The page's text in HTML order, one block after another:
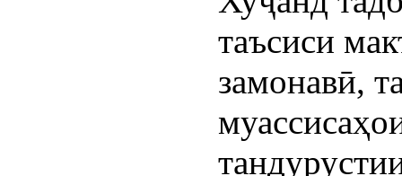
таъсиси
замонавӣ,